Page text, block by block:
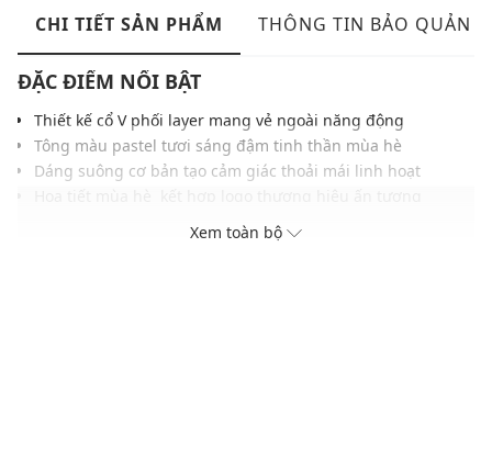
CHI TIẾT SẢN PHẨM THÔNG TIN BẢO QUẢN
ĐẶC ĐIỂM NỔI BẬT
Thiết kế cổ V phối layer mang vẻ ngoài năng động
Tông màu pastel tươi sáng đậm tinh thần mùa hè
Dáng suông cơ bản tạo cảm giác thoải mái linh hoạt
Chất liệu vải mềm mại, co giãn thông thoáng tối ưu
Dễ phối cùng quần jeans, short hoặc chân váy mini
Xem toàn bộ